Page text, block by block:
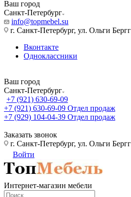
Ваш город
Санкт-Петербург
info@topmebel.su
г. Санкт-Петербург, ул. Ольги
Вконтакте
Одноклассники
Ваш город
Санкт-Петербург
+7 (921) 630-69-09
+7 (921) 630-69-09 Отдел продаж
+7 (929) 104-04-39 Отдел продаж
Заказать звонок
г. Санкт-Петербург, ул. Ольги
Войти
Интернет-магазин мебели